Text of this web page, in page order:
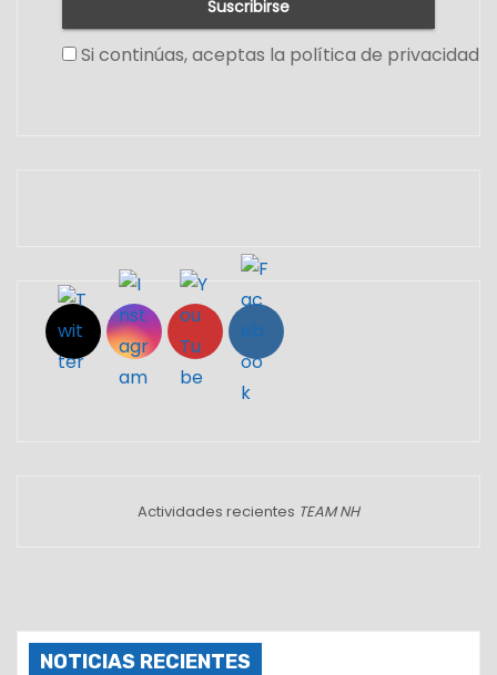
Si continúas, aceptas la política de privacidad
Actividades recientes TEAM NH
NOTICIAS RECIENTES